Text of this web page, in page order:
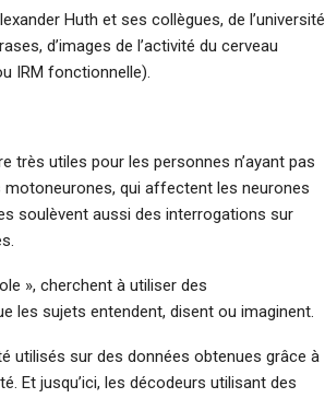
Huth et ses collègues, de l’université
d’images de l’activité du cerveau
IRM fonctionnelle).
très utiles pour les personnes n’ayant pas
qui affectent les neurones
soulèvent aussi des interrogations sur
», cherchent à utiliser des
les sujets entendent, disent ou imaginent.
utilisés sur des données obtenues grâce à
Et jusqu’ici, les décodeurs utilisant des